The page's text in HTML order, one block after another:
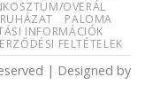
OVERÁL
PALOMA
INFORMÁCIÓK
FELTÉTELEK
| Designed by